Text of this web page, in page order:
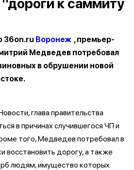
36on.ru Воронеж , премьер-
Медведев потребовал
в обрушении новой
глава правительства
в причинах случившегося ЧП и
того, Медведев потребовал в
восстановить дорогу, а также
людям, имущество которых